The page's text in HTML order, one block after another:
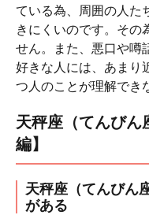
ている為、周囲の人た
きにくいのです。その
せん。また、悪口や噂
好きな人には、あまり
つ人のことが理解でき
天秤座（てんび
編】
天秤座（てんびん
がある